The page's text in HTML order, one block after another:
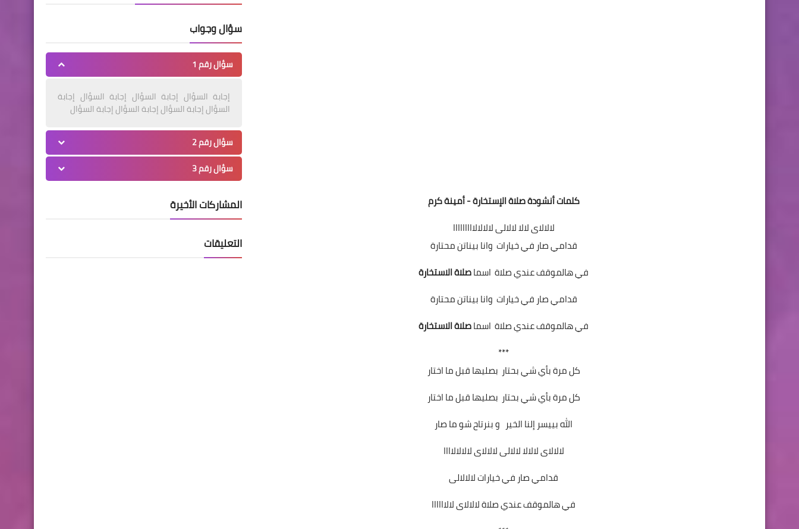
كلمات أنشودة صلاة الإستخارة - أمينة كرم
لالالاى لالا لالالى لالالالااااااااا
قدامي صار في خيارات وانا بيناتن محتارة
في هالموقف عندي صلاة اسماصلاة الاستخارة
قدامي صار في خيارات وانا بيناتن محتارة
في هالموقف عندي صلاة اسماصلاة الاستخارة
***
كل مرة بأي شي بحتار بصليها قبل ما اختار
كل مرة بأي شي بحتار بصليها قبل ما اختار
الله بييسر إلنا الخير و بنرتاح شو ما صار
لالالاى لالالا لالالى لالالاى لالالالاااا
قدامي صار في خيارات لالالالى
في هالموقف عندي صلاة لالالاى لالاااااا
سؤال وجواب
سؤال رقم 1
إجابة السؤال إجابة السؤال إجابة السؤال إجابة
السؤال إجابة السؤال إجابة السؤال إجابة السؤال
سؤال رقم 2
سؤال رقم 3
المشاركات الأخيرة
التعليقات